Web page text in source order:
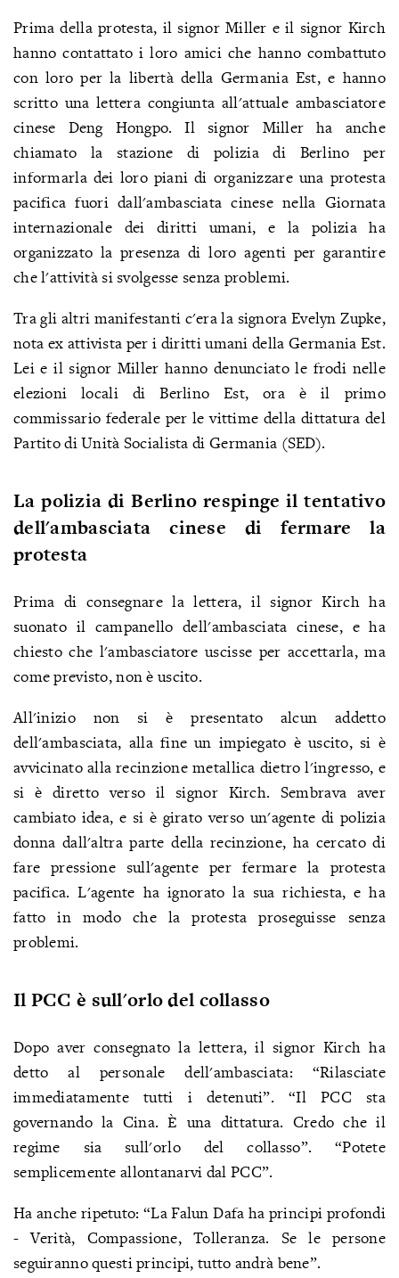
Prima della protesta, il signor Miller e il signor Kirch
hanno contattato i loro amici che hanno combattuto
con loro per la libertà della Germania Est, e hanno
scritto una lettera congiunta all'attuale ambasciatore
cinese Deng Hongpo. Il signor Miller ha anche
chiamato la stazione di polizia di Berlino per
informarla dei loro piani di organizzare una protesta
pacifica fuori dall'ambasciata cinese nella Giornata
internazionale dei diritti umani, e la polizia ha
organizzato la presenza di loro agenti per garantire
che l'attività si svolgesse senza problemi.
Tra gli altri manifestanti c'era la signora Evelyn Zupke,
nota ex attivista per i diritti umani della Germania Est.
Lei e il signor Miller hanno denunciato le frodi nelle
elezioni locali di Berlino Est, ora è il primo
commissario federale per le vittime della dittatura del
Partito di Unità Socialista di Germania (SED).
La polizia di Berlino respinge il tentativo
dell'ambasciata cinese di fermare la
protesta
Prima di consegnare la lettera, il signor Kirch ha
suonato il campanello dell'ambasciata cinese, e ha
chiesto che l'ambasciatore uscisse per accettarla, ma
come previsto, non è uscito.
All'inizio non si è presentato alcun addetto
dell'ambasciata, alla fine un impiegato è uscito, si è
avvicinato alla recinzione metallica dietro l'ingresso, e
si è diretto verso il signor Kirch. Sembrava aver
cambiato idea, e si è girato verso un'agente di polizia
donna dall'altra parte della recinzione, ha cercato di
fare pressione sull'agente per fermare la protesta
pacifica. L'agente ha ignorato la sua richiesta, e ha
fatto in modo che la protesta proseguisse senza
problemi.
Il PCC è sull'orlo del collasso
Dopo aver consegnato la lettera, il signor Kirch ha
detto al personale dell'ambasciata: “Rilasciate
immediatamente tutti i detenuti”. “Il PCC sta
governando la Cina. È una dittatura. Credo che il
regime sia sull'orlo del collasso”. “Potete
semplicemente allontanarvi dal PCC”.
Ha anche ripetuto: “La Falun Dafa ha principi profondi
- Verità, Compassione, Tolleranza. Se le persone
seguiranno questi principi, tutto andrà bene”.